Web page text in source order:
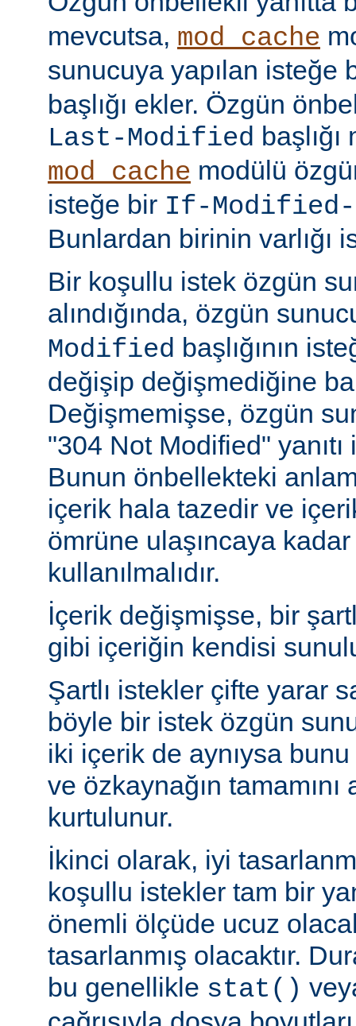
mevcutsa, mod_cache
sunucuya yapılan isteğe
başlığı ekler. Özgün
Last-Modified
mod_cache modülü
isteğe bir If-Modified-
Bunlardan birinin varlığı
Bir koşullu istek özgün
alındığında, özgün
Modified başlığının
değişip değişmediğine
Değişmemişse, özgün
"304 Not Modified"
Bunun önbellekteki
içerik hala tazedir ve
ömrüne ulaşıncaya
kullanılmalıdır.
İçerik değişmişse, bir
gibi içeriğin kendisi
Şartlı istekler çifte yarar
böyle bir istek özgün
iki içerik de aynıysa
ve özkaynağın
kurtulunur.
İkinci olarak, iyi
koşullu istekler tam bir
önemli ölçüde ucuz
tasarlanmış olacaktır.
bu genellikle stat()